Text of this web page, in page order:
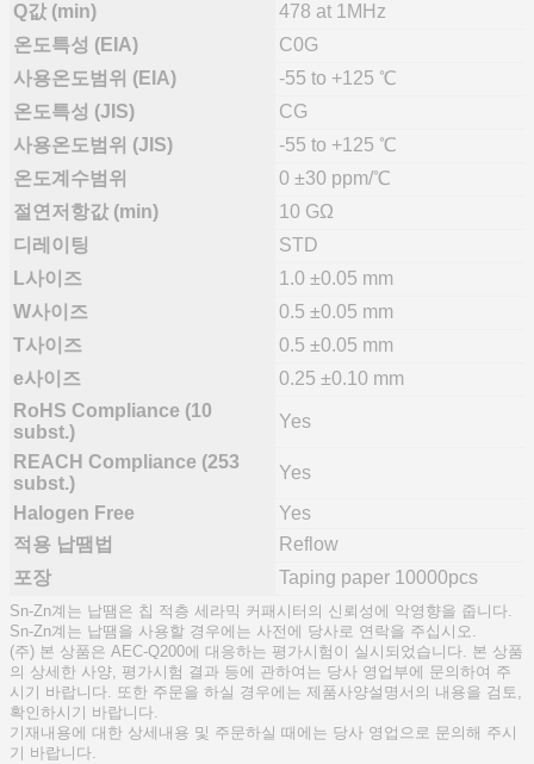
Q값 (min)
478 at 1MHz
온도특성 (EIA)
C0G
사용온도범위 (EIA)
-55 to +125 ℃
온도특성 (JIS)
CG
사용온도범위 (JIS)
-55 to +125 ℃
온도계수범위
0 ±30 ppm/℃
절연저항값 (min)
10 GΩ
디레이팅
STD
L사이즈
1.0 ±0.05 mm
W사이즈
0.5 ±0.05 mm
T사이즈
0.5 ±0.05 mm
e사이즈
0.25 ±0.10 mm
RoHS Compliance (10
subst.)
Yes
REACH Compliance (253
subst.)
Yes
Halogen Free
Yes
적용 납땜법
Reflow
포장
Taping paper 10000pcs
Sn-Zn계는 납땜은 칩 적층 세라믹 커패시터의 신뢰성에 악영향을 줍니다.
Sn-Zn계는 납땜을 사용할 경우에는 사전에 당사로 연락을 주십시오.
(주) 본 상품은 AEC-Q200에 대응하는 평가시험이 실시되었습니다. 본 상품
의 상세한 사양, 평가시험 결과 등에 관하여는 당사 영업부에 문의하여 주
시기 바랍니다. 또한 주문을 하실 경우에는 제품사양설명서의 내용을 검토,
확인하시기 바랍니다.
기재내용에 대한 상세내용 및 주문하실 때에는 당사 영업으로 문의해 주시
기 바랍니다.